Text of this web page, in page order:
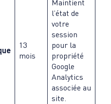
13
mois
Maintient
l’état de
votre
session
pour la
propriété
Google
Analytics
associée au
site.